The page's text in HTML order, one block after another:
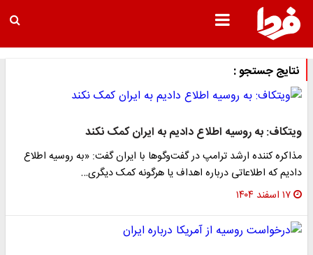
نتایج جستجو :
ویتکاف: به روسیه اطلاع دادیم به ایران کمک نکند
مذاکره کننده ارشد ترامپ در گفت‌وگوها با ایران گفت: «به روسیه اطلاع
دادیم که اطلاعاتی درباره اهداف یا هرگونه کمک دیگری…
۱۷ اسفند ۱۴۰۴